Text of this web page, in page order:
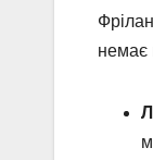
немає